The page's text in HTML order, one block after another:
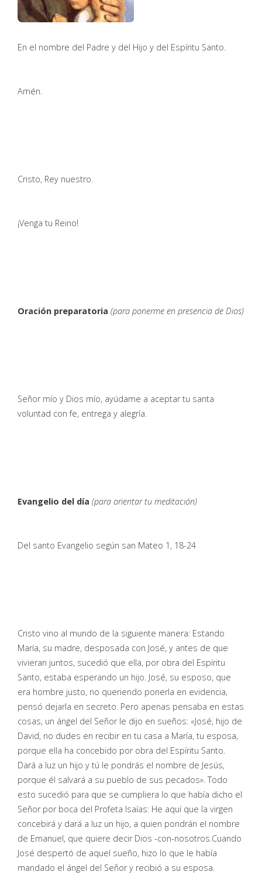
En el nombre del Padre y del Hijo y del Espíritu Santo.
Amén.
Cristo, Rey nuestro.
¡Venga tu Reino!
Oración preparatoria (para ponerme en presencia de Dios)
Señor mío y Dios mío, ayúdame a aceptar tu santa
voluntad con fe, entrega y alegría.
Evangelio del día (para orientar tu meditación)
Del santo Evangelio según san Mateo 1, 18-24
Cristo vino al mundo de la siguiente manera: Estando
María, su madre, desposada con José, y antes de que
vivieran juntos, sucedió que ella, por obra del Espíritu
Santo, estaba esperando un hijo. José, su esposo, que
era hombre justo, no queriendo ponerla en evidencia,
pensó dejarla en secreto. Pero apenas pensaba en estas
cosas, un ángel del Señor le dijo en sueños: «José, hijo de
David, no dudes en recibir en tu casa a María, tu esposa,
porque ella ha concebido por obra del Espíritu Santo.
Dará a luz un hijo y tú le pondrás el nombre de Jesús,
porque él salvará a su pueblo de sus pecados». Todo
esto sucedió para que se cumpliera lo que había dicho el
Señor por boca del Profeta Isaías: He aquí que la virgen
concebirá y dará a luz un hijo, a quien pondrán el nombre
de Emanuel, que quiere decir Dios -con-nosotros.Cuando
José despertó de aquel sueño, hizo lo que le había
mandado el ángel del Señor y recibió a su esposa.